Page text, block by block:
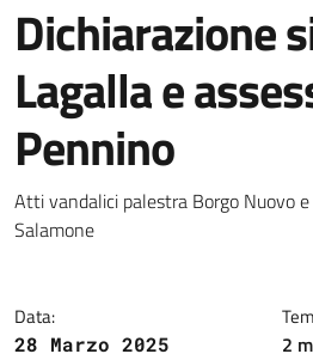
Dichiarazione
Lagalla e
Pennino
Dettagli della
Atti vandalici palestra Borgo Nuovo
Salamone
Data:
28 Marzo 2025 2